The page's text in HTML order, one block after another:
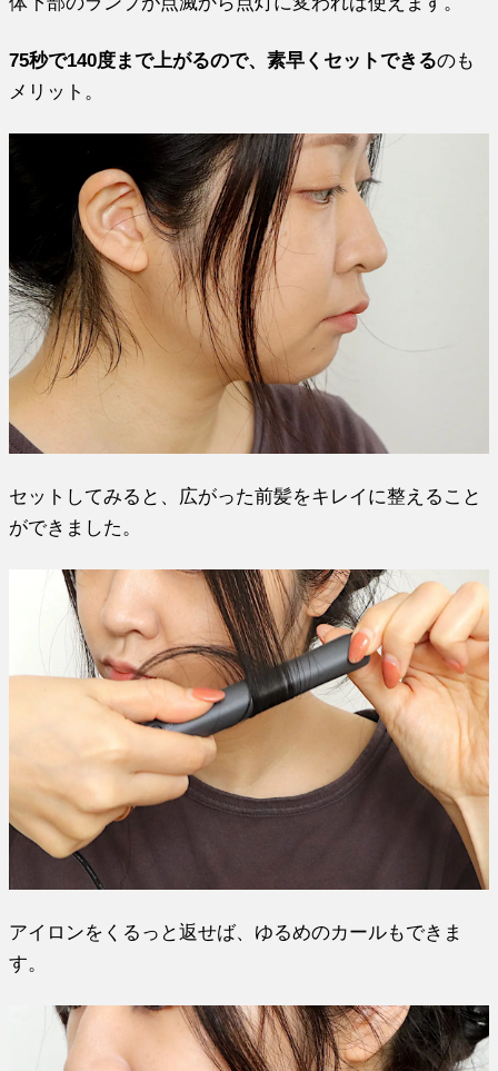
75秒で140度まで上がるので、素早くセットできるのも
メリット。
セットしてみると、広がった前髪をキレイに整えること
ができました。
アイロンをくるっと返せば、ゆるめのカールもできま
す。